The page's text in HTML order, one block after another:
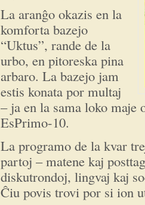
La aranĝo okazis en la
komforta bazejo
“Uktus”, rande de la
urbo, en pitoreska pina
arbaro. La bazejo jam
estis konata por multaj
– ja en la sama loko maje
EsPrimo-10.
La programo de la kvar
partoj – matene kaj
diskutrondoj, lingvaj kaj
Ĉiu povis trovi por si ion